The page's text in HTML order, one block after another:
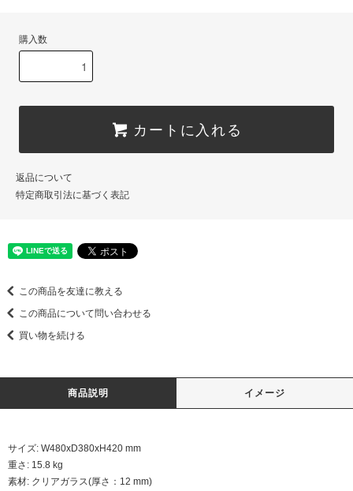
購入数
カートに入れる
返品について
特定商取引法に基づく表記
この商品を友達に教える
この商品について問い合わせる
買い物を続ける
商品説明 イメージ
サイズ: W480xD380xH420 mm
重さ: 15.8 kg
素材: クリアガラス(厚さ：12 mm)